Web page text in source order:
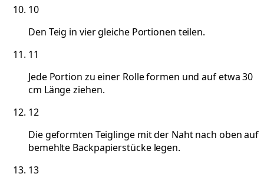
10
Den Teig in vier gleiche Portionen teilen.
11
Jede Portion zu einer Rolle formen und auf etwa 30
cm Länge ziehen.
12
Die geformten Teiglinge mit der Naht nach oben auf
bemehlte Backpapierstücke legen.
13